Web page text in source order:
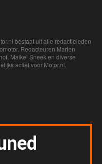
bestaat uit alle redactieleden
Redacteuren Marien
Maikel Sneek en diverse
actief voor Motor.nl.